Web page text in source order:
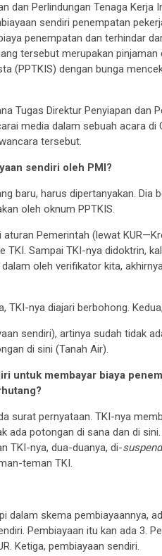
dan Perlindungan Tenaga Kerja
sendiri penempatan
penempatan dan terhindar
tersebut merupakan pinjaman
(PPTKIS) dengan bunga
Tugas Direktur Penyiapan dan
media dalam sebuah acara di
tersebut.
sendiri oleh PMI?
baru, harus dipertanyakan. Dia
oleh oknum PPTKIS.
Pemerintah (lewat
TKI. Sampai TKI-nya didoktrin,
oleh verifikator kita,
TKI-nya diajari berbohong.
sendiri), artinya sudah tidak
di sini (Tanah Air).
untuk membayar biaya
surat pernyataan. TKI-nya
ada potongan di sana dan di
TKI-nya, dua-duanya, di-
teman TKI.
dalam skema pembiayaannya,
Pembiayaan itu kan ada 3.
Ketiga, pembiayaan sendiri.